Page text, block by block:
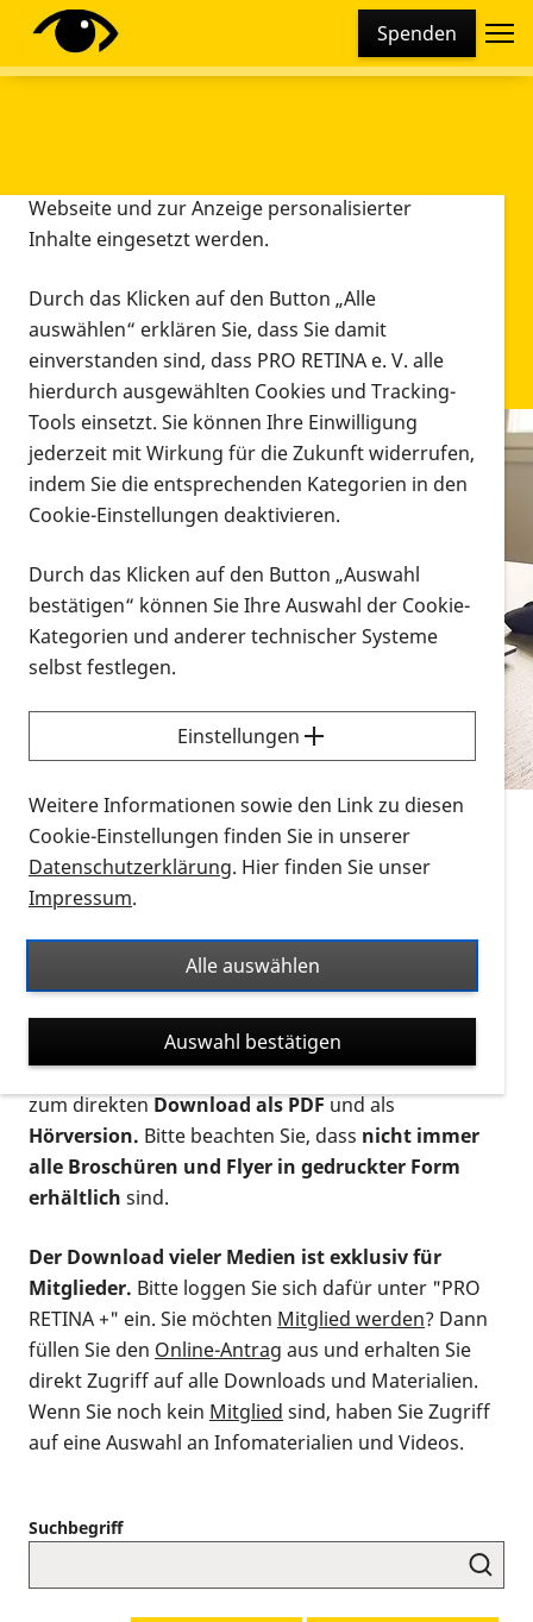
Spenden
Infomaterial
Infomaterial
Vorlesen
Alle Infomaterialien in verschiedenen
Formaten an einem Ort
Sie möchten wissen, wie Sie nach Infonmaterial
suchen und dieses bestellen bzw. herunterladen
können? Schauen Sie sich dieErklärvideos zum
Thema Infomaterial auf der PRO RETINA-Website
für blinde und sehbehinderte Menschen an.
Auf dieser Seite finden Sie sämtliches Infomaterial
Ort. Nutzen Sie den Formatfilter, um ausschließlich
nach Flyern und Broschüren, Audios oder Videos zu
suchen. Die meisten Flyer und Broschüren werden in
verschiedenen Formaten angeboten: zur
postalischen Bestellung als gedruckte Variante
zum direktenDownload als PDFund als
Hörversion. Bitte beachten Sie, dass nicht immer
alle Broschüren und Flyer in gedruckter Form
erhältlich sind.
Der Download vieler Medien ist exklusiv für
Mitglieder. Bitte loggen Sie sich dafür unter "PRO
RETINA +" ein. Sie möchten Mitglied werden? Dann
füllen Sie den Online-Antrag aus und erhalten Sie
direkt Zugriff auf alle Downloads und Materialien.
Wenn Sie noch kein Mitglied sind, haben Sie Zugriff
auf eine Auswahl an Infomaterialien und Videos.
Suchbegriff
Diese Webseite setzt verschiedene Cookies und
Tracking-Tools ein. Dies beinhaltet Cookies und
Webseite und zur Anzeige personalisierter
Inhalte eingesetzt werden.
Durch das Klicken auf den Button „Alle
auswählen“ erklären Sie, dass Sie damit
einverstanden sind, dass PRO RETINA e. V. alle
hierdurch ausgewählten Cookies und Tracking-
Tools einsetzt. Sie können Ihre Einwilligung
jederzeit mit Wirkung für die Zukunft widerrufen,
indem Sie die entsprechenden Kategorien in den
Cookie-Einstellungen deaktivieren.
Durch das Klicken auf den Button „Auswahl
bestätigen“ können Sie Ihre Auswahl der Cookie-
Kategorien und anderer technischer Systeme
selbst festlegen.
Einstellungen
Weitere Informationen sowie den Link zu diesen
Cookie-Einstellungen finden Sie in unserer
Datenschutzerklärung. Hier finden Sie unser
Impressum.
Alle auswählen
Auswahl bestätigen